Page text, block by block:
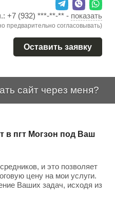
+7 (932) ***-**-** - показать
предварительно согласовывать)
Оставить заявку
сайт через меня?
в пгт Могзон под Ваш
и это позволяет
цену на мои услуги.
Ваших задач, исходя из